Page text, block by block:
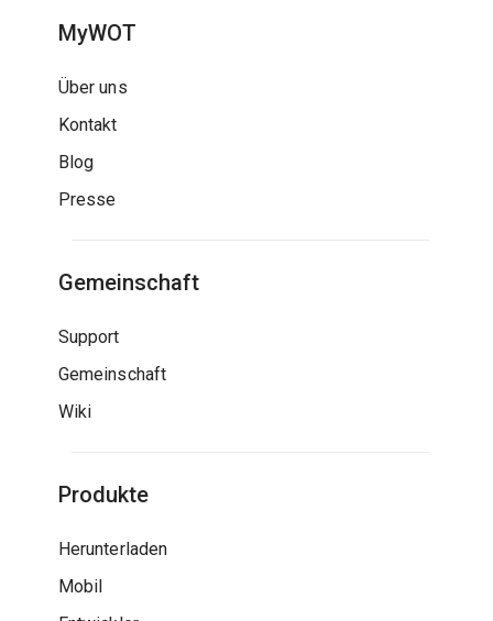
MyWOT
Über uns
Kontakt
Blog
Presse
Gemeinschaft
Support
Gemeinschaft
Wiki
Produkte
Herunterladen
Mobil